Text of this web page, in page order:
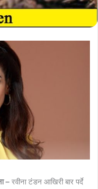
– रवीना टंडन आखिरी बार पर्दे